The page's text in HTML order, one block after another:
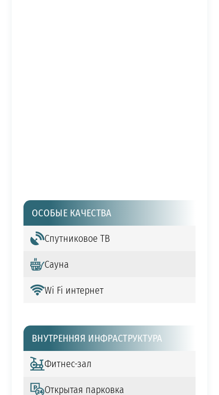
ОСОБЫЕ КАЧЕСТВА
Спутниковое ТВ
Сауна
Wi Fi интернет
ВНУТРЕННЯЯ ИНФРАСТРУКТУРА
Фитнес-зал
Открытая парковка